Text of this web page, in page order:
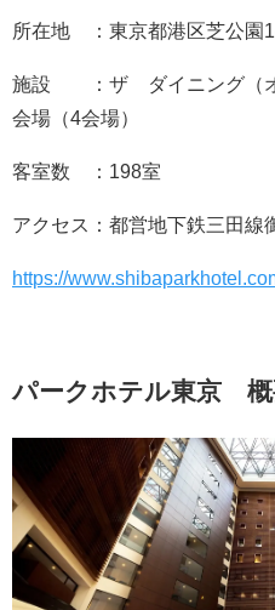
所在地 ：東京都港区芝公園
施設 ：ザ ダイニング（オ
会場（4会場）
客室数 ：198室
アクセス：都営地下鉄三田線
https://
パークホテル東京